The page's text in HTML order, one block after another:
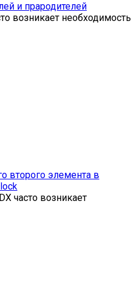
и прародителей
возникает необходимость
второго элемента в
часто возникает